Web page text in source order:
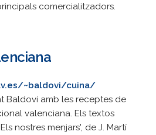
comercialitzadors.
~baldovi/cuina/
Baldoví amb les receptes de
valenciana. Els textos
nostres menjars', de J. Martí